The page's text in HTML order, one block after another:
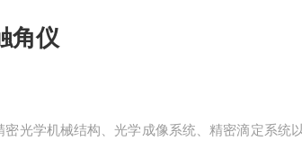
角仪
光学机械结构、光学成像系统、精密滴定系统